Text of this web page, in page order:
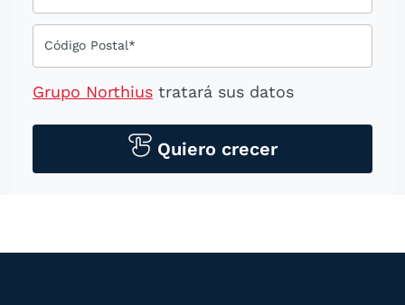
Código Postal*
Grupo Northius tratará sus datos
tecnológicos, incluso aplicaciones de
mensajería instantánea, con el fin de
otros directamente relacionados con el
Quiero crecer